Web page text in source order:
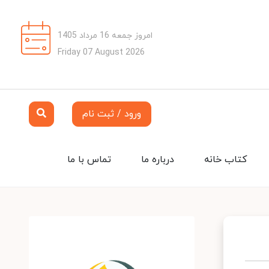
امروز جمعه 16 مرداد 1405
Friday 07 August 2026
ورود / ثبت نام
تماس با ما درباره ما کتاب خانه